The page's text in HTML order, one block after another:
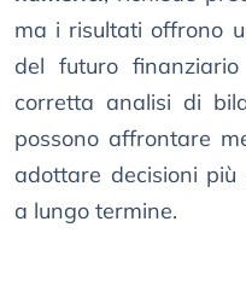
ma i risultati offrono
del futuro
corretta analisi di
possono affrontare
adottare decisioni più
a lungo termine.